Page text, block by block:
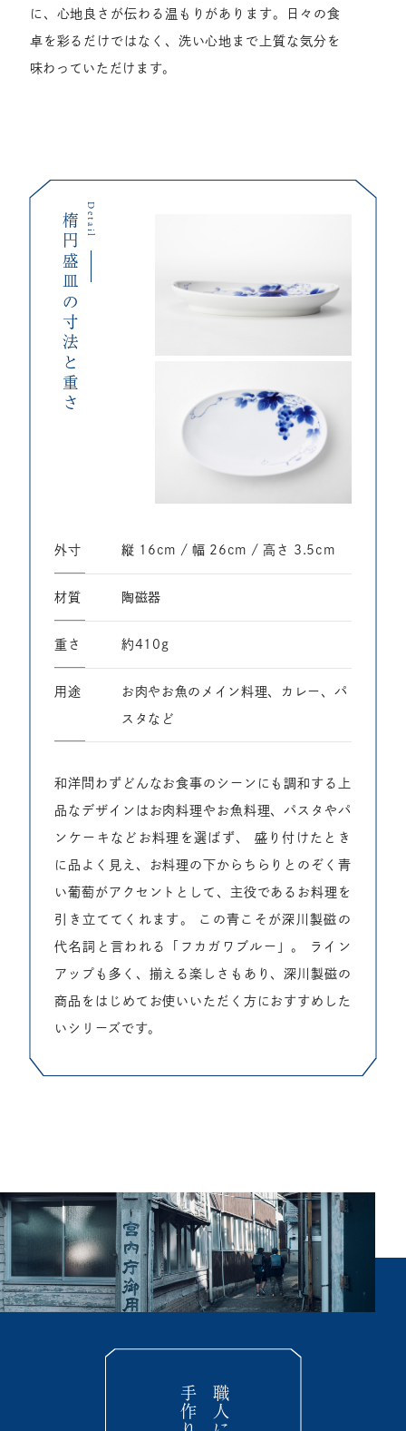
に、心地良さが伝わる温もりがあります。日々の食
卓を彩るだけではなく、洗い心地まで上質な気分を
味わっていただけます。
楕円盛皿の寸法と重さ Detail
外寸 縦 16cm / 幅 26cm / ⾼さ 3.5cm
材質 陶磁器
重さ 約410g
⽤途 お肉やお魚のメイン料理、カレー、パ
スタなど
和洋問わずどんなお食事のシーンにも調和する上
品なデザインはお肉料理やお魚料理、パスタやパ
ンケーキなどお料理を選ばず、 盛り付けたとき
に品よく見え、お料理の下からちらりとのぞく青
い葡萄がアクセントとして、主役であるお料理を
引き立ててくれます。 この青こそが深川製磁の
代名詞と言われる「フカガワブルー」。 ライン
アップも多く、揃える楽しさもあり、深川製磁の
商品をはじめてお使いいただく方におすすめした
いシリーズです。
手作り